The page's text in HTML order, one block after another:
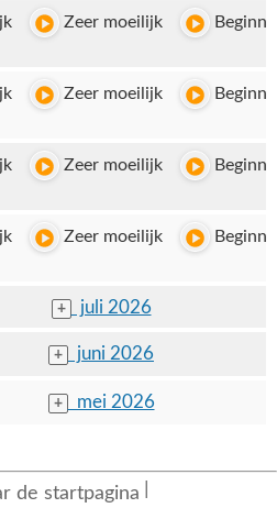
Zeer moeilijk
Zeer moeilijk
Zeer moeilijk
Zeer moeilijk
+ juli 2026
+ juni 2026
+ mei 2026
de startpagina